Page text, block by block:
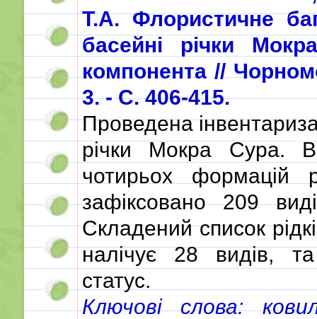
Т.А. Флористичне
басейні річки
компонента //
3. - С. 406-415.
Проведена
річки Мокра Сура.
чотирьох
зафіксовано 209
Складений список
налічує 28 видів,
статус.
Ключові слова: